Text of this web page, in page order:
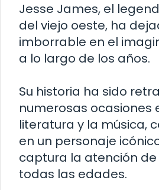
Jesse James, el
del viejo oeste, ha
imborrable en el
a lo largo de los años.
Su historia ha sido
numerosas ocasiones
literatura y la música,
en un personaje
captura la atención
todas las edades.